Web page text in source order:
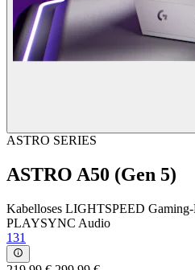
ASTRO SERIES
ASTRO A50 (Gen 5)
Kabelloses LIGHTSPEED Gaming-
PLAYSYNC Audio
131